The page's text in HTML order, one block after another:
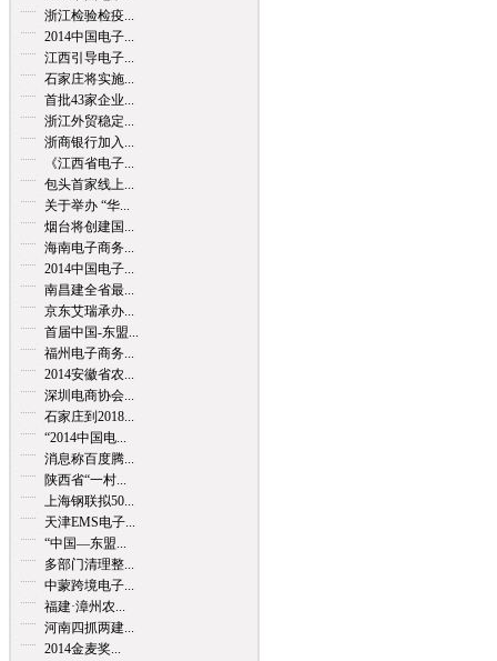
浙江检验检疫...
2014中国电子...
江西引导电子...
石家庄将实施...
首批43家企业...
浙江外贸稳定...
浙商银行加入...
《江西省电子...
包头首家线上...
关于举办 “华...
烟台将创建国...
海南电子商务...
2014中国电子...
南昌建全省最...
京东艾瑞承办...
首届中国-东盟...
福州电子商务...
2014安徽省农...
深圳电商协会...
石家庄到2018...
“2014中国电...
消息称百度腾...
陕西省“一村...
上海钢联拟50...
天津EMS电子...
“中国—东盟...
多部门清理整...
中蒙跨境电子...
福建·漳州农...
河南四抓两建...
2014金麦奖...